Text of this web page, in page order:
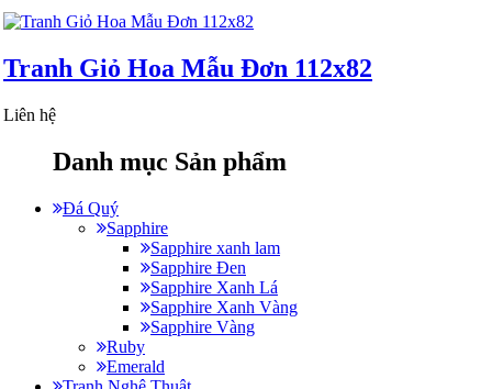
Tranh Giỏ Hoa Mẫu Đơn 112x82
Liên hệ
Danh mục Sản phẩm
Đá Quý
Sapphire
Sapphire xanh lam
Sapphire Đen
Sapphire Xanh Lá
Sapphire Xanh Vàng
Sapphire Vàng
Ruby
Emerald